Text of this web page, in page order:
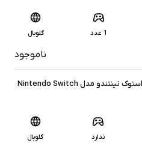
1 عدد گلوبال
ناموجود
کنسول بازی استوک نینتندو مدل Nintendo Switch
ندارد گلوبال